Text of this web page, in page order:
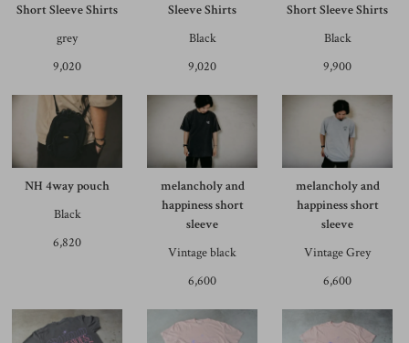
Short Sleeve Shirts
grey
9,020
Sleeve Shirts
Black
9,020
Short Sleeve Shirts
Black
9,900
NH 4way pouch
Black
6,820
melancholy and
happiness short
sleeve
Vintage black
6,600
melancholy and
happiness short
sleeve
Vintage Grey
6,600